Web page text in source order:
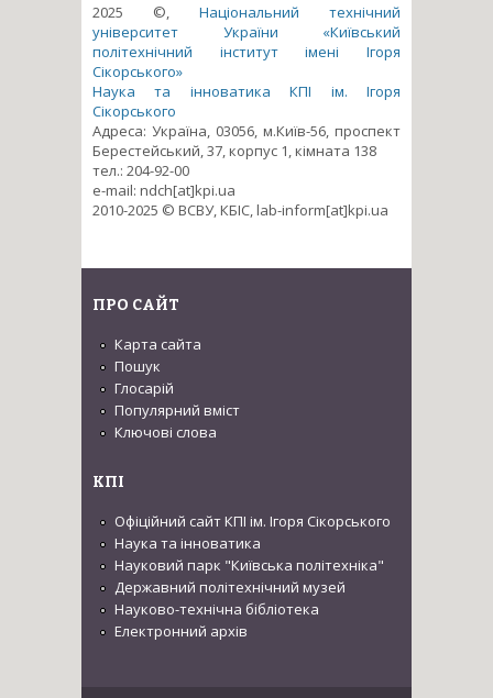
2025 ©, Національний технічний
університет України «Київський
політехнічний інститут імені Ігоря
Сікорського»
Наука та інноватика КПІ ім. Ігоря
Сікорського
Адреса: Україна, 03056, м.Київ-56, проспект
Берестейський, 37, корпус 1, кімната 138
тел.: 204-92-00
e-mail: ndch[at]kpi.ua
2010-2025 © ВСВУ, КБІС, lab-inform[at]kpi.ua
ПРО САЙТ
Карта сайта
Пошук
Глосарій
Популярний вміст
Ключові слова
КПІ
Офіційний сайт КПІ ім. Ігоря Сікорського
Наука та інноватика
Науковий парк "Київська політехніка"
Державний політехнічний музей
Науково-технічна бібліотека
Електронний архів